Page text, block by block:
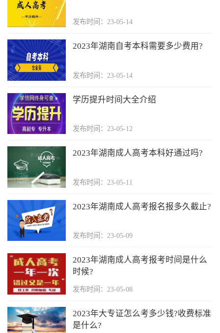
发布时间：23-05-14
2023年湖南自考本科需要多少费用?
发布时间：23-05-14
学历提升时间大全介绍
发布时间：23-05-12
2023年湖南成人高考本科好通过吗?
发布时间：23-05-11
2023年湖南成人高考报名报多久截止?
发布时间：23-05-09
2023年湖南成人高考报考时间是什么
时候?
发布时间：23-05-08
2023年大专证怎么考多少钱?收费标准
是什么?